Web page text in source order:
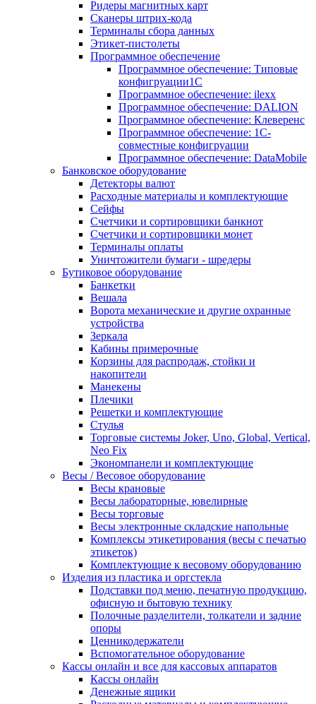
Ридеры магнитных карт
Сканеры штрих-кода
Терминалы сбора данных
Этикет-пистолеты
Программное обеспечение
Программное обеспечение: Типовые
конфигруации1С
Программное обеспечение: ilexx
Программное обеспечение: DALION
Программное обеспечение: Клеверенс
Программное обеспечение: 1С-
совместные конфигруации
Программное обеспечение: DataMobile
Банковское оборудование
Детекторы валют
Расходные материалы и комплектующие
Сейфы
Счетчики и сортировщики банкнот
Счетчики и сортировщики монет
Терминалы оплаты
Уничтожители бумаги - шредеры
Бутиковое оборудование
Банкетки
Вешала
Ворота механические и другие охранные
устройства
Зеркала
Кабины примерочные
Корзины для распродаж, стойки и
накопители
Манекены
Плечики
Решетки и комплектующие
Стулья
Торговые системы Joker, Uno, Global, Vertical,
Neo Fix
Экономпанели и комплектующие
Весы / Весовое оборудование
Весы крановые
Весы лабораторные, ювелирные
Весы торговые
Весы электронные складские напольные
Комплексы этикетирования (весы с печатью
этикеток)
Комплектующие к весовому оборудованию
Изделия из пластика и оргстекла
Подставки под меню, печатную продукцию,
офисную и бытовую технику
Полочные разделители, толкатели и задние
опоры
Ценникодержатели
Вспомогательное оборудование
Кассы онлайн и все для кассовых аппаратов
Кассы онлайн
Денежные ящики